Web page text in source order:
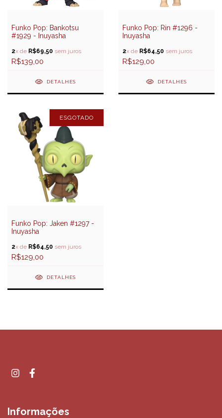
Funko Pop: Bankotsu
#1929 - Inuyasha
2x de R$69,50 sem juros
R$139,00
DETALHES
Funko Pop: Rin #1296 -
Inuyasha
2x de R$64,50 sem juros
R$129,00
DETALHES
ESGOTADO
Funko Pop: Jaken #1297 -
Inuyasha
2x de R$64,50 sem juros
R$129,00
DETALHES
Informações